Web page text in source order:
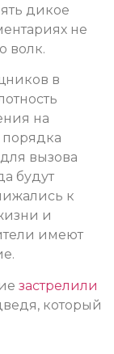
дикое
не
волк.
в
на
порядка
вызова
будут
к
и
имеют
застрелили
который